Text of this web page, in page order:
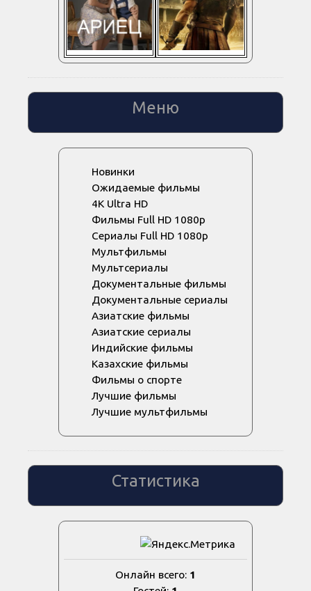
Меню
Новинки
Ожидаемые фильмы
4K Ultra HD
Фильмы Full HD 1080p
Сериалы Full HD 1080p
Мультфильмы
Мультсериалы
Документальные фильмы
Документальные сериалы
Азиатские фильмы
Азиатские сериалы
Индийские фильмы
Казахские фильмы
Фильмы о спорте
Лучшие фильмы
Лучшие мультфильмы
Статистика
Онлайн всего: 1